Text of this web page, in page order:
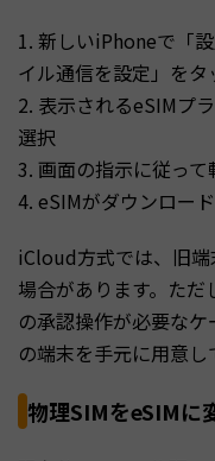
1. 新しいiPhoneで「
イル通信を設定」をタ
2. 表示されるeSIMプ
選択
3. 画面の指示に従って
4. eSIMがダウンロー
iCloud方式では、旧
場合があります。た
の承認操作が必要な
の端末を手元に用意し
物理SIMをeSIMに